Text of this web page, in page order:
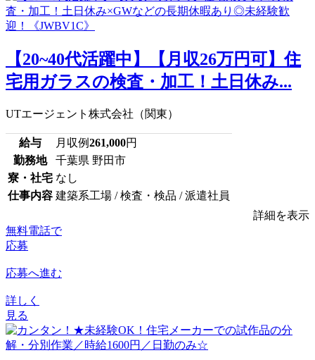
【20~40代活躍中】【月収26万円可】住
宅用ガラスの検査・加工！土日休み...
UTエージェント株式会社（関東）
給与 月収例261,000円
勤務地
千葉県 野田市
寮・社宅 なし
仕事内容 建築系工場 / 検査・検品 / 派遣社員
詳細を表示
無料電話で
応募
応募へ進む
詳しく
見る